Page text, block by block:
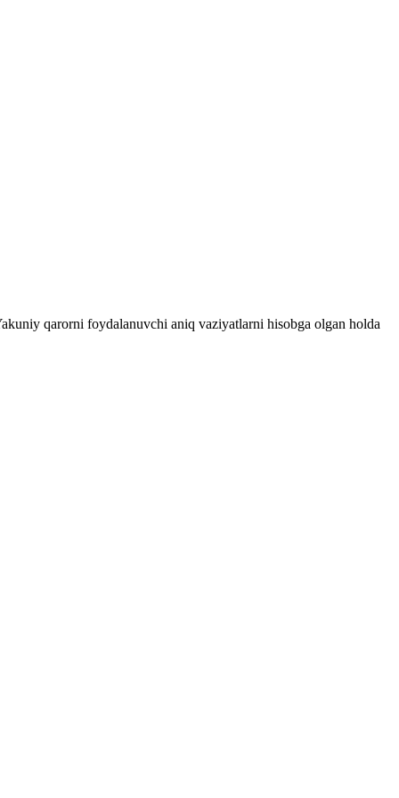
qarorni foydalanuvchi aniq vaziyatlarni hisobga olgan holda